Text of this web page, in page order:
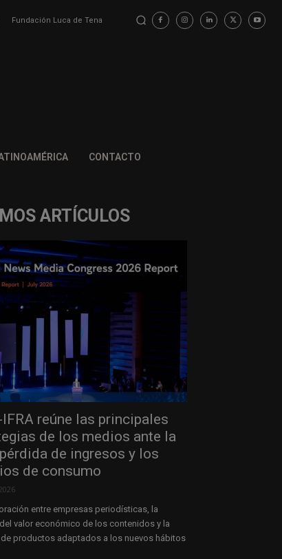
Fundación Luca de Tena
CONTACTO
ARTÍCULOS
reúne las principales
de los medios ante la
de ingresos y los
de consumo
entre empresas periodísticas, la
valor económico de los contenidos y la
productos adaptados a los nuevos hábitos